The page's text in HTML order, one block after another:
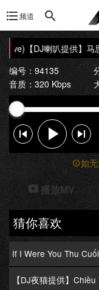
频道
【DJ喇叭提供】 马
编号：94135
音质：320 Kbps
如
播放MV
猜你喜欢
If I Were You Thu
【DJ夜猫提供】